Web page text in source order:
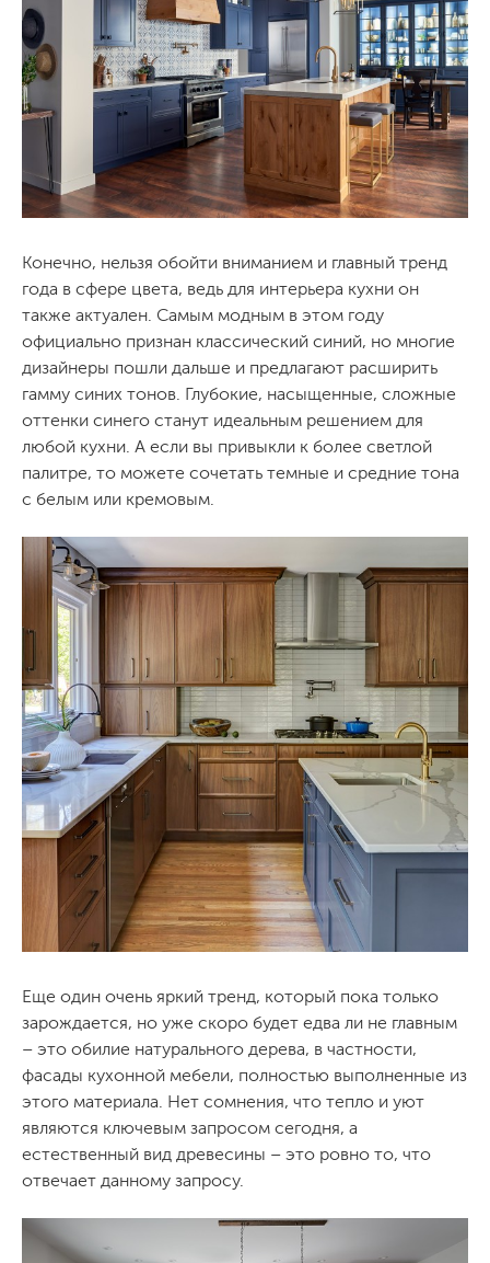
Конечно, нельзя обойти вниманием и главный тренд
года в сфере цвета, ведь для интерьера кухни он
также актуален. Самым модным в этом году
официально признан классический синий, но многие
дизайнеры пошли дальше и предлагают расширить
гамму синих тонов. Глубокие, насыщенные, сложные
оттенки синего станут идеальным решением для
любой кухни. А если вы привыкли к более светлой
палитре, то можете сочетать темные и средние тона
с белым или кремовым.
Еще один очень яркий тренд, который пока только
зарождается, но уже скоро будет едва ли не главным
– это обилие натурального дерева, в частности,
фасады кухонной мебели, полностью выполненные из
этого материала. Нет сомнения, что тепло и уют
являются ключевым запросом сегодня, а
естественный вид древесины – это ровно то, что
отвечает данному запросу.